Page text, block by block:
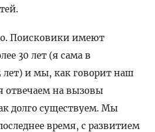
Поисковики имеют
30 лет (я сама в
лет) и мы, как говорит наш
отвечаем на вызовы
долго существуем. Мы
время, с развитием